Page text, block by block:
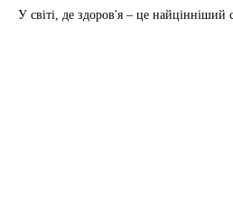
У світі, де здоров'я – це найцінніший